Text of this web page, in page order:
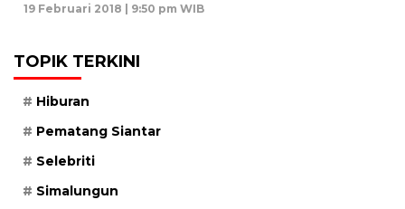
19 Februari 2018 | 9:50 pm WIB
TOPIK TERKINI
Hiburan
Pematang Siantar
Selebriti
Simalungun